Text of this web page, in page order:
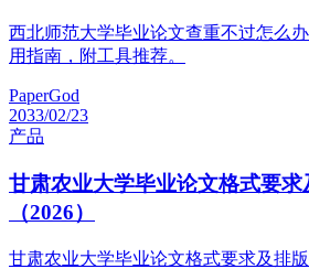
西北师范大学毕业论文查重不过怎么
用指南，附工具推荐。
PaperGod
2033/02/23
产品
甘肃农业大学毕业论文格式要求
（2026）
甘肃农业大学毕业论文格式要求及排